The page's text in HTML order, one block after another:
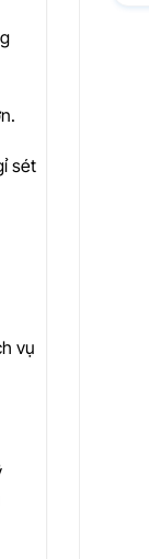
sét
vụ